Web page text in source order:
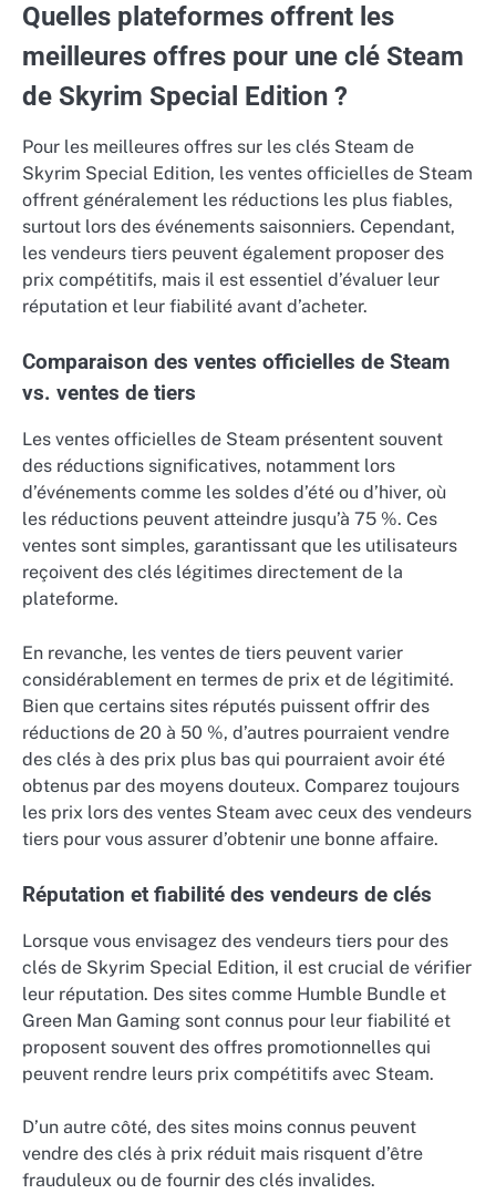
Quelles plateformes offrent les
meilleures offres pour une clé Steam
de Skyrim Special Edition ?
Pour les meilleures offres sur les clés Steam de
Skyrim Special Edition, les ventes officielles de Steam
offrent généralement les réductions les plus fiables,
surtout lors des événements saisonniers. Cependant,
les vendeurs tiers peuvent également proposer des
prix compétitifs, mais il est essentiel d’évaluer leur
réputation et leur fiabilité avant d’acheter.
Comparaison des ventes officielles de Steam
vs. ventes de tiers
Les ventes officielles de Steam présentent souvent
des réductions significatives, notamment lors
d’événements comme les soldes d’été ou d’hiver, où
les réductions peuvent atteindre jusqu’à 75 %. Ces
ventes sont simples, garantissant que les utilisateurs
reçoivent des clés légitimes directement de la
plateforme.
En revanche, les ventes de tiers peuvent varier
considérablement en termes de prix et de légitimité.
Bien que certains sites réputés puissent offrir des
réductions de 20 à 50 %, d’autres pourraient vendre
des clés à des prix plus bas qui pourraient avoir été
obtenus par des moyens douteux. Comparez toujours
les prix lors des ventes Steam avec ceux des vendeurs
tiers pour vous assurer d’obtenir une bonne affaire.
Réputation et fiabilité des vendeurs de clés
Lorsque vous envisagez des vendeurs tiers pour des
clés de Skyrim Special Edition, il est crucial de vérifier
leur réputation. Des sites comme Humble Bundle et
Green Man Gaming sont connus pour leur fiabilité et
proposent souvent des offres promotionnelles qui
peuvent rendre leurs prix compétitifs avec Steam.
D’un autre côté, des sites moins connus peuvent
vendre des clés à prix réduit mais risquent d’être
frauduleux ou de fournir des clés invalides.